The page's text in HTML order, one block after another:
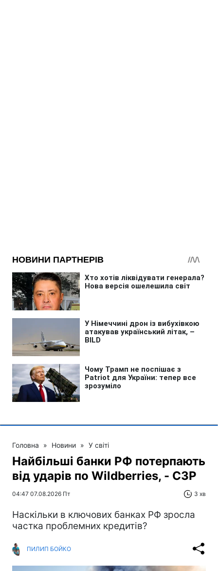
Головна » Новини » У світі
Найбільші банки РФ потерпають
від ударів по Wildberries, - СЗР
04:47 07.08.2026 Пт 3 хв
Наскільки в ключових банках РФ зросла
частка проблемних кредитів?
ПИЛИП БОЙКО